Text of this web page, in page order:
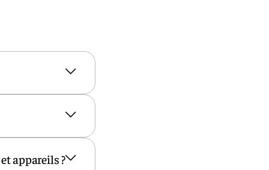
appareils ?